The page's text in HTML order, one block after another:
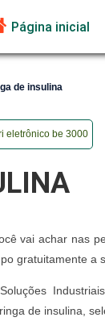
Página inicial
de insulina
eletrônico be 3000
vai achar nas
gratuitamente a
de insulina,